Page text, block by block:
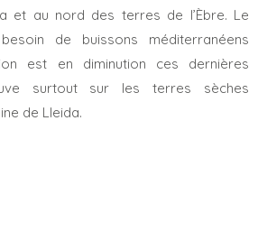
et au nord des terres de l’Èbre. Le
de buissons méditerranéens
est en diminution ces dernières
surtout sur les terres sèches
de Lleida.